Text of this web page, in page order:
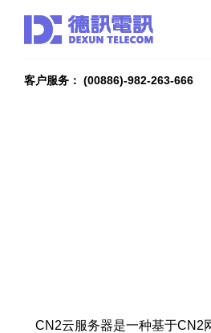
客户服务： (00886)-982-263-666
CN2云服务器是一种基于CN2